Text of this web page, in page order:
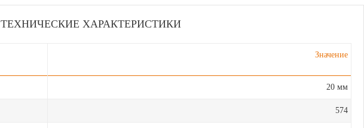
ТЕХНИЧЕСКИЕ ХАРАКТЕРИСТИКИ
Значение
20 мм
574